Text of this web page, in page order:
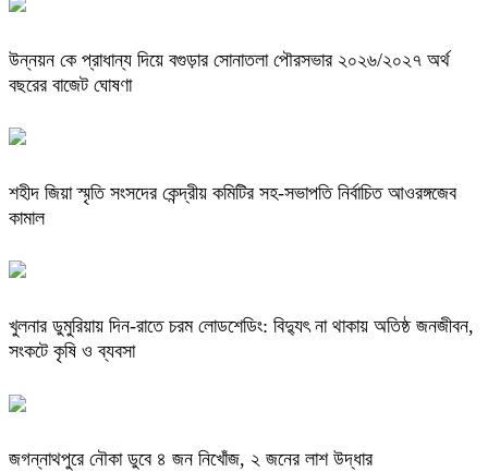
উন্নয়ন কে প্রাধান্য দিয়ে বগুড়ার সোনাতলা পৌরসভার ২০২৬/২০২৭ অর্থ
বছরের বাজেট ঘোষণা
শহীদ জিয়া স্মৃতি সংসদের কেন্দ্রীয় কমিটির সহ-সভাপতি নির্বাচিত আওরঙ্গজেব
কামাল
খুলনার ডুমুরিয়ায় দিন-রাতে চরম লোডশেডিং: বিদ্যুৎ না থাকায় অতিষ্ঠ জনজীবন,
সংকটে কৃষি ও ব্যবসা
জগন্নাথপুরে নৌকা ডুবে ৪ জন নিখোঁজ, ২ জনের লাশ উদ্ধার